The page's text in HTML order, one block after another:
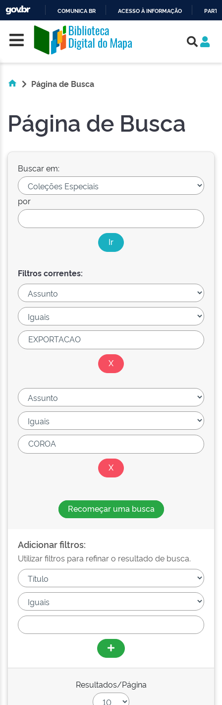
O
CONTEÚDO
COMUNICA BR ACESSO À INFORMAÇÃO
Skip navigation
Página de Busca
Página de Busca
Buscar em:
por
Filtros correntes:
Recomeçar uma busca
Adicionar filtros:
Utilizar filtros para refinar o resultado de busca.
Resultados/Página